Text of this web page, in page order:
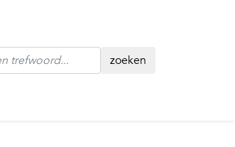
zoeken